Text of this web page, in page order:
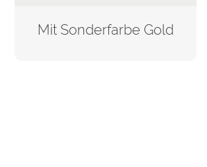
Mit Sonderfarbe Gold